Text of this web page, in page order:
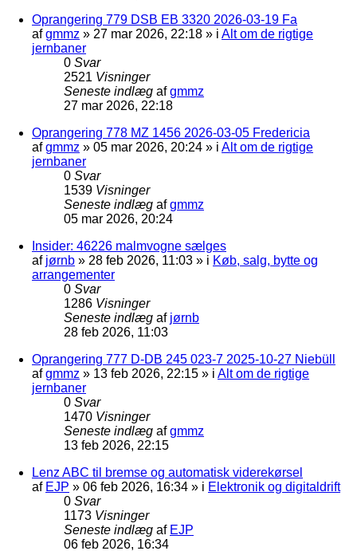
Oprangering 779 DSB EB 3320 2026-03-19 Fa
afgmmz » 27 mar 2026, 22:18 » i Alt om de rigtige
jernbaner
0 Svar
2521 Visninger
Seneste indlæg afgmmz
27 mar 2026, 22:18
Oprangering 778 MZ 1456 2026-03-05 Fredericia
afgmmz » 05 mar 2026, 20:24 » i Alt om de rigtige
jernbaner
0 Svar
1539 Visninger
Seneste indlæg afgmmz
05 mar 2026, 20:24
Insider: 46226 malmvogne sælges
af jørnb » 28 feb 2026, 11:03 » i Køb, salg, bytte og
arrangementer
0 Svar
1286 Visninger
Seneste indlæg af jørnb
28 feb 2026, 11:03
Oprangering 777 D-DB 245 023-7 2025-10-27 Niebüll
afgmmz » 13 feb 2026, 22:15 » i Alt om de rigtige
jernbaner
0 Svar
1470 Visninger
Seneste indlæg afgmmz
13 feb 2026, 22:15
Lenz ABC til bremse og automatisk viderekørsel
af EJP » 06 feb 2026, 16:34 » i Elektronik og digitaldrift
0 Svar
1173 Visninger
Seneste indlæg af EJP
06 feb 2026, 16:34